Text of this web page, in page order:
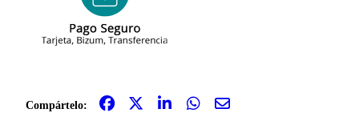
Compártelo: